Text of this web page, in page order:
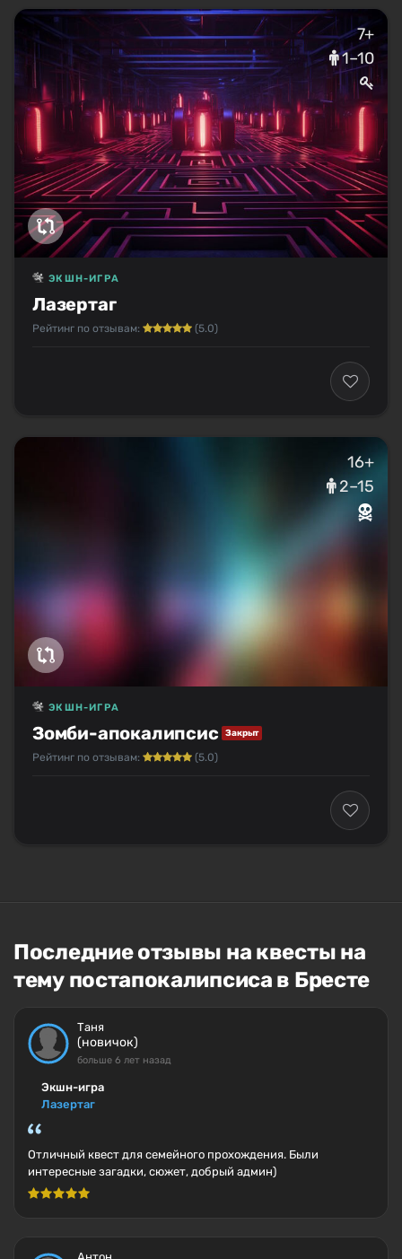
7+
1–10
Лазертаг
ЭКШН-ИГРА
Рейтинг по отзывам: (5.0)
16+
2–15
Зомби-апокалипсис Закрыт
ЭКШН-ИГРА
Рейтинг по отзывам: (5.0)
Последние отзывы на квесты на
тему постапокалипсиса в Бресте
Таня
(новичок)
больше 6 лет назад
Экшн-игра
Лазертаг
Отличный квест для семейного прохождения. Были
интересные загадки, сюжет, добрый админ)